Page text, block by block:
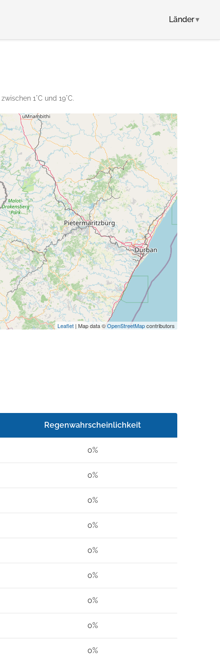
Länder▾
1°C und 19°C.
Leaflet | Map data ©OpenStreetMapcontributors
Regenwahrscheinlichkeit
0%
0%
0%
0%
0%
0%
0%
0%
0%